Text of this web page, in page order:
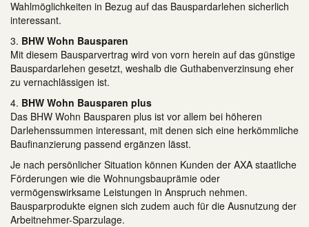
Wahlmöglichkeiten in Bezug auf das Bauspardarlehen sicherlich
interessant.
3. BHW Wohn Bausparen
Mit diesem Bausparvertrag wird von vorn herein auf das günstige
Bauspardarlehen gesetzt, weshalb die Guthabenverzinsung eher
zu vernachlässigen ist.
4. BHW Wohn Bausparen plus
Das BHW Wohn Bausparen plus ist vor allem bei höheren
Darlehenssummen interessant, mit denen sich eine herkömmliche
Baufinanzierung passend ergänzen lässt.
Je nach persönlicher Situation können Kunden der AXA staatliche
Förderungen wie die Wohnungsbauprämie oder
vermögenswirksame Leistungen in Anspruch nehmen.
Bausparprodukte eignen sich zudem auch für die Ausnutzung der
Arbeitnehmer-Sparzulage.